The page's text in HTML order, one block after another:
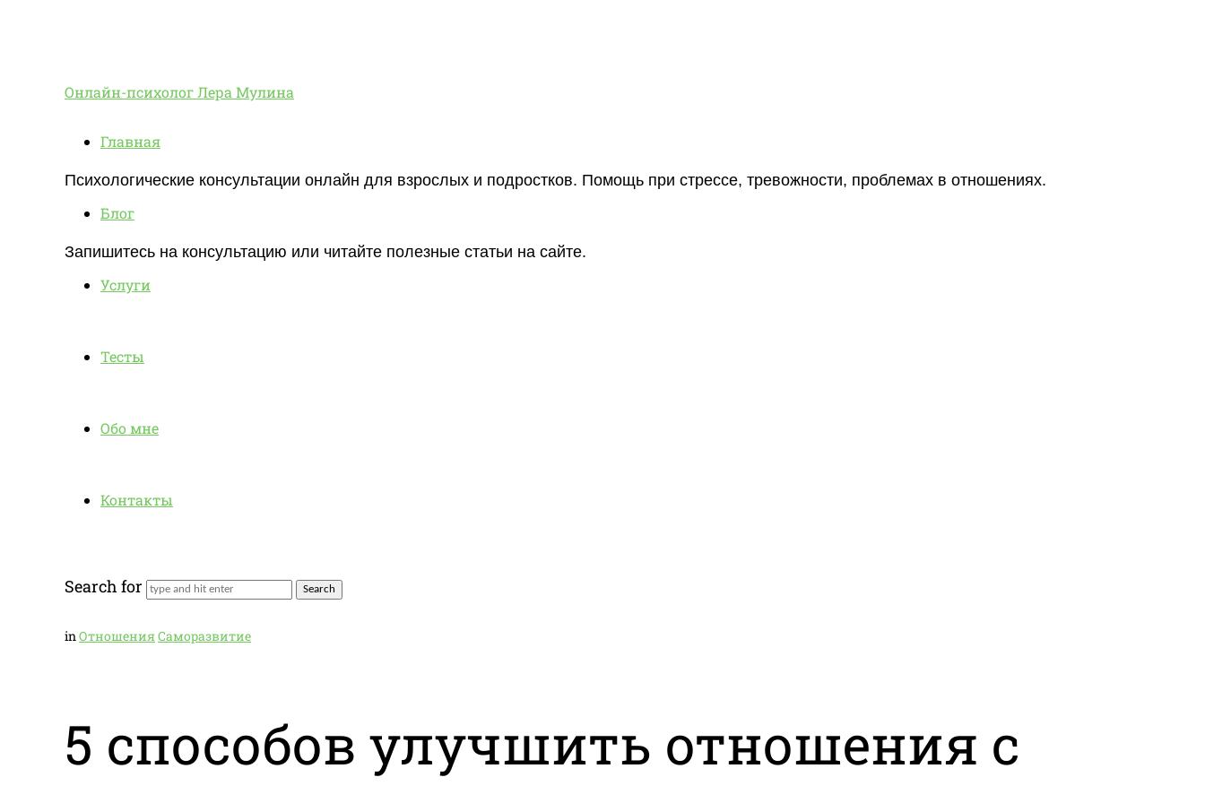
Онлайн-
Онлайн-психолог Лера Мулина
Психологические консультации онлайн для взрослых и подростков. Помощь при стрессе, тревожности, проблемах в отношениях.
Запишитесь на консультацию или читайте полезные статьи на сайте.
Главная
Блог
Услуги
Тесты
Обо мне
Контакты
Search for
inОтношенияСаморазвитие
5 способов улучшить отношения с